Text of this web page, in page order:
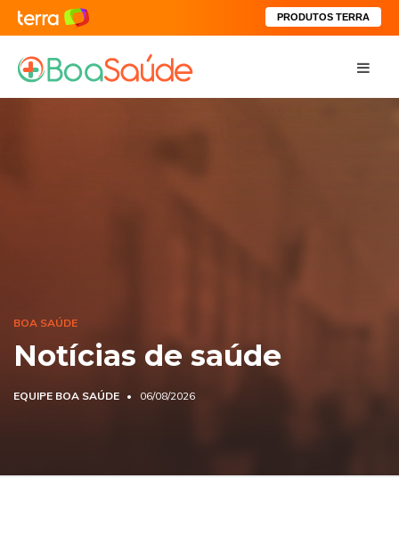
PRODUTOS TERRA
BOA SAÚDE
Notícias de saúde
EQUIPE BOA SAÚDE 06/08/2026